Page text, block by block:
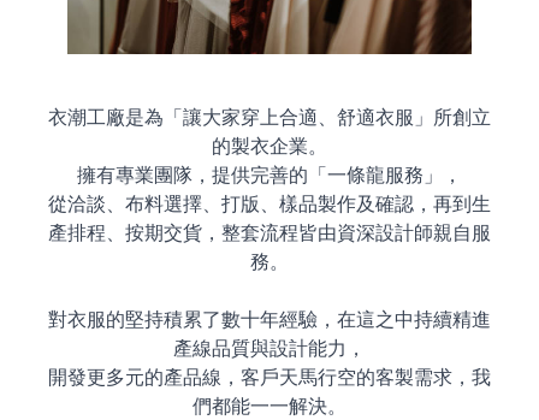
衣潮工廠是為「讓大家穿上合適、舒適衣服」所創立
的製衣企業。
擁有專業團隊，提供完善的「一條龍服務」，
從洽談、布料選擇、打版、樣品製作及確認，再到生
產排程、按期交貨，整套流程皆由資深設計師親自服
務。
對衣服的堅持積累了數十年經驗，在這之中持續精進
產線品質與設計能力，
開發更多元的產品線， 客戶天馬行空的客製需求，我
們都能一一解決。